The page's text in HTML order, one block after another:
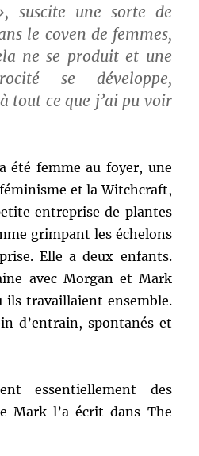
suscite une sorte de
le coven de femmes,
ne se produit et une
se développe,
tout ce que j’ai pu voir
été femme au foyer, une
et la Witchcraft,
entreprise de plantes
grimpant les échelons
Elle a deux enfants.
avec Morgan et Mark
ils travaillaient ensemble.
d’entrain, spontanés et
essentiellement des
Mark l’a écrit dans The